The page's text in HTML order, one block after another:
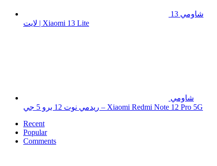
شاومي 13
لايت | Xiaomi 13 Lite
شاومي
ريدمي نوت 12 برو 5 جي – Xiaomi Redmi Note 12 Pro 5G
Recent
Popular
Comments